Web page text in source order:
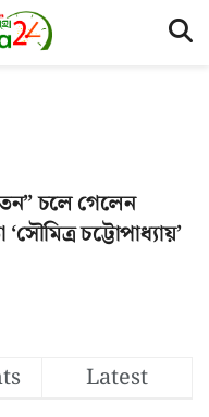
চলে গেলেন
চট্টোপাধ্যায়’
Latest